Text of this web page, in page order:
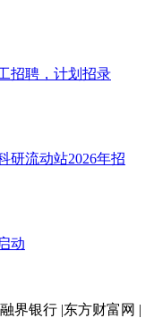
招聘，计划招录
研流动站2026年招
动
界银行 |东方财富网 |